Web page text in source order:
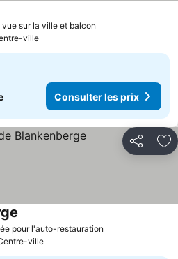
sur la ville et balcon
ville
Consulter les prix
Partager
pour l'auto-restauration
ville